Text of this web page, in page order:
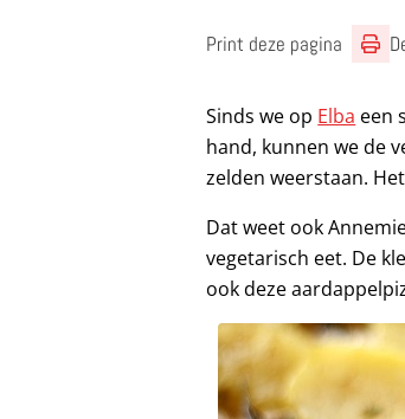
Print deze pagina
Sinds we op Elba een
hand, kunnen we de
zelden weerstaan.
Dat weet ook
vegetarisch eet. De
ook deze